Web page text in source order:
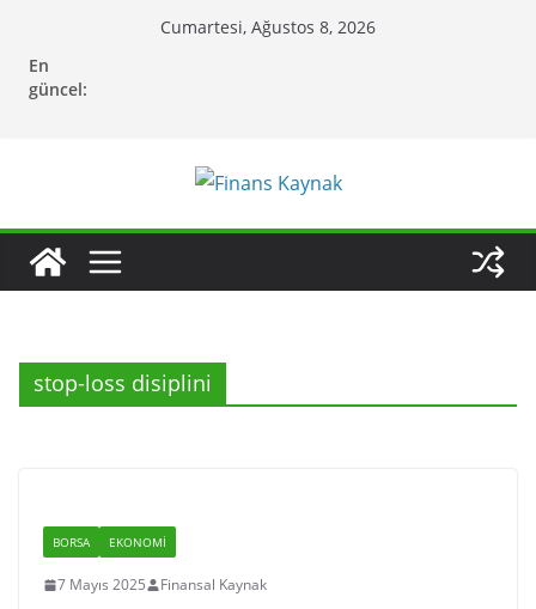
content
Cumartesi, Ağustos 8, 2026
En
güncel:
stop-loss disiplini
BORSA EKONOMI
7 Mayıs 2025 Finansal Kaynak